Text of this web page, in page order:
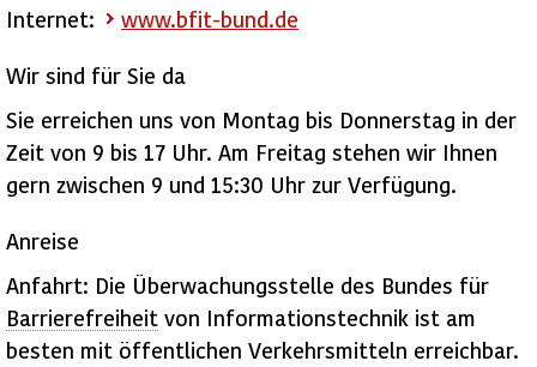
Internet:
www.bfit-bund.de
Wir sind für Sie da
Sie erreichen uns von Montag bis Donnerstag in der
Zeit von 9 bis 17 Uhr. Am Freitag stehen wir Ihnen
gern zwischen 9 und 15:30 Uhr zur Verfügung.
Anreise
Anfahrt: Die Überwachungsstelle des Bundes für
Barrierefreiheit von Informationstechnik ist am
besten mit öffentlichen Verkehrsmitteln erreichbar.